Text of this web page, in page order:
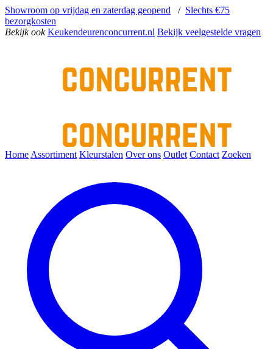
Showroom op vrijdag en zaterdag geopend / Slechts €75
bezorgkosten
Bekijk ook Keukendeurenconcurrent.nl Bekijk veelgestelde vragen
Home Assortiment Kleurstalen Over ons Outlet Contact Zoeken